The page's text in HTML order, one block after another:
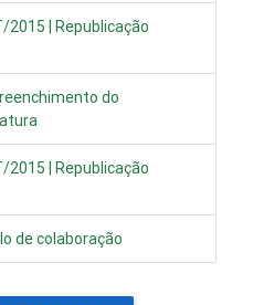
2015 | Republicação
do
2015 | Republicação
de colaboração